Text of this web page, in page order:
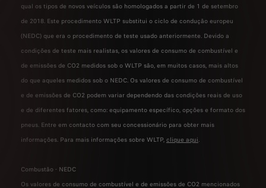
qual os tipos de novos veículos são homologados a partir de 1 de setembro
de 2018. Este procedimento WLTP substitui o ciclo de condução europeu
(NEDC) que era o procedimento de teste usado anteriormente. Devido a
condições de teste mais realistas, os valores de consumo de combustível e
de emissões de CO2 medidos sob o WLTP são, em muitos casos, mais altos
do que aqueles medidos sob o NEDC. Os valores de consumo de combustível
e de emissões de CO2 podem variar dependendo das condições reais de uso
e de diferentes fatores, como: equipamento específico, opções e formato dos
pneus. Entre em contacto com seu concessionário para obter mais
informações. Para mais informações sobre WLTP, clique aqui.
Combustão - NEDC
Os valores de consumo de combustível e de emissões de CO2 mencionados